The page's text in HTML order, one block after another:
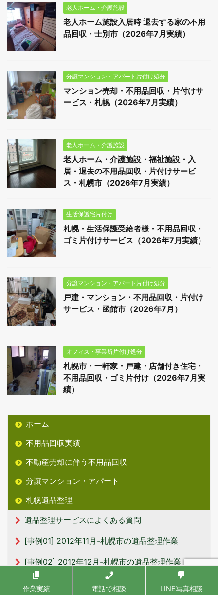
老人ホーム・介護施設
老人ホーム施設入居時 退去する家の不用
品回収・士別市（2026年7月実績）
分譲マンション・アパート片付け処分
マンション売却・不用品回収・片付けサ
ービス・札幌（2026年7月実績）
老人ホーム・介護施設
老人ホーム・介護施設・福祉施設・入
居・退去の不用品回収・片付けサービ
ス・札幌市（2026年7月実績）
生活保護宅片付け
札幌・生活保護受給者様・不用品回収・
ゴミ片付けサービス（2026年7月実績）
分譲マンション・アパート片付け処分
戸建・マンション・不用品回収・片付け
サービス・函館市（2026年7月）
オフィス・事業所片付け処分
札幌市・一軒家・戸建・店舗付き住宅・
不用品回収・ゴミ片付け（2026年7月実
績）
ホーム
不用品回収実績
不動産売却に伴う不用品回収
分譲マンション・アパート
札幌遺品整理
遺品整理サービスによくある質問
[事例01] 2012年11月-札幌市の遺品整理作業
[事例02] 2012年12月-札幌市の遺品整理作業
[事例03] 2013年3月-札幌市の遺品整理作業
作業実績 電話で相談 LINE写真相談